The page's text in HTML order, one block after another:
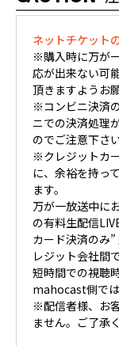
ネットチケット
※購入時に万が
応が出来ない可
頂きますようお
※コンビニ決済
ニでの決済処理
のでご注意下さい
※クレジットカ
に、余裕を持っ
ます。
万が一放送中に
の有料生配信
カード決済のみ
レジット会社間
短時間での視聴
mahocast側では
※配信者様、お
ません。ご了承